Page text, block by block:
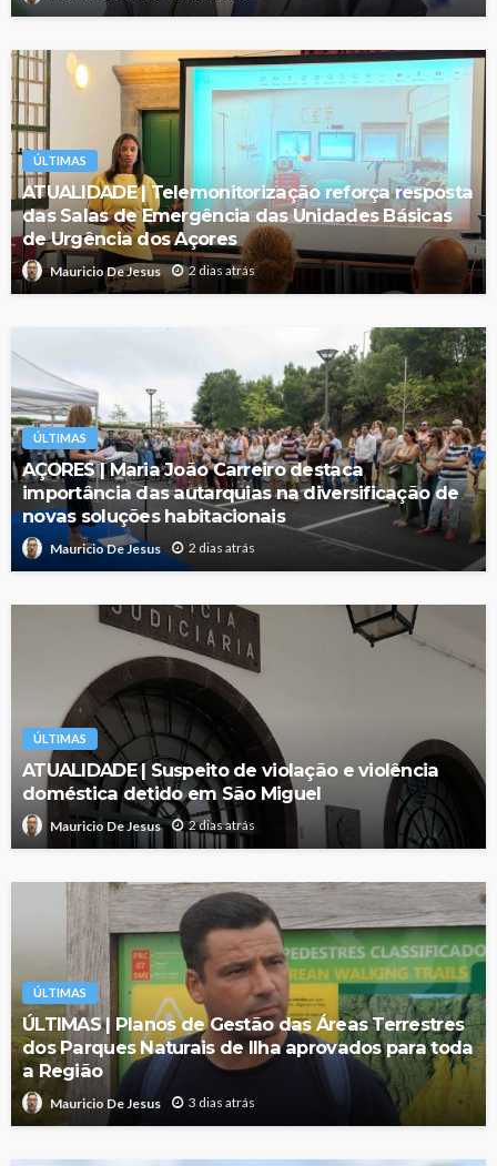
ÚLTIMAS
ATUALIDADE | Telemonitorização reforça resposta
das Salas de Emergência das Unidades Básicas
de Urgência dos Açores
Mauricio De Jesus 2 dias atrás
ÚLTIMAS
AÇORES | Maria João Carreiro destaca
importância das autarquias na diversificação de
novas soluções habitacionais
Mauricio De Jesus 2 dias atrás
ÚLTIMAS
ATUALIDADE | Suspeito de violação e violência
doméstica detido em São Miguel
Mauricio De Jesus 2 dias atrás
ÚLTIMAS
ÚLTIMAS | Planos de Gestão das Áreas Terrestres
dos Parques Naturais de Ilha aprovados para toda
a Região
Mauricio De Jesus 3 dias atrás